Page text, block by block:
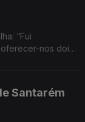
“Fui
nos dois
Santarém